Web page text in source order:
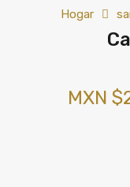
Hogar
MXN